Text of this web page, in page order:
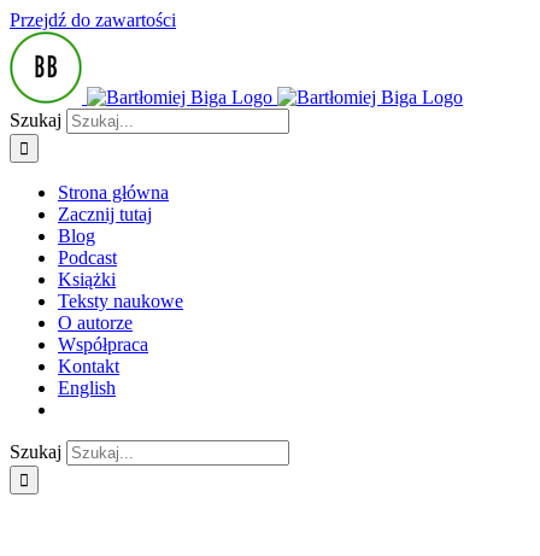
Przejdź do zawartości
Szukaj
Strona główna
Zacznij tutaj
Blog
Podcast
Książki
Teksty naukowe
O autorze
Współpraca
Kontakt
English
Szukaj